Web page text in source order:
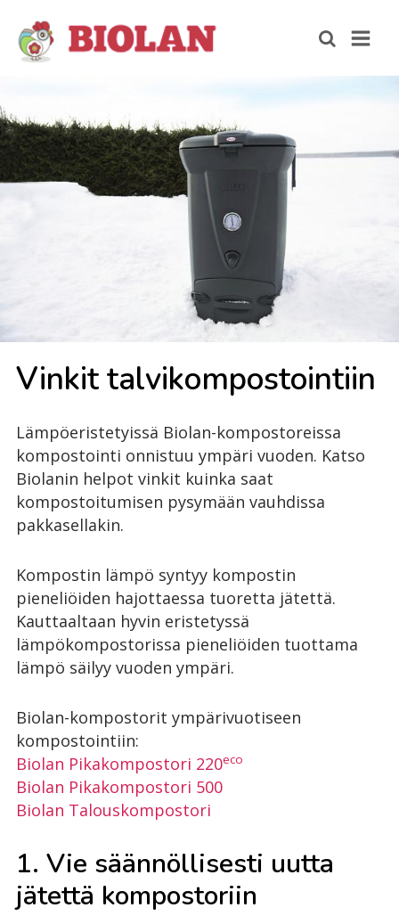
Vin­kit tal­vi­kom­pos­toin­tiin
Lämpöeristetyissä Biolan-kompostoreissa
kompostointi onnistuu ympäri vuoden. Katso
Biolanin helpot vinkit kuinka saat
kompostoitumisen pysymään vauhdissa
pakkasellakin.
Kompostin lämpö syntyy kompostin
pieneliöiden hajottaessa tuoretta jätettä.
Kauttaaltaan hyvin eristetyssä
lämpökompostorissa pieneliöiden tuottama
lämpö säilyy vuoden ympäri.
Biolan-kompostorit ympärivuotiseen
kompostointiin:
Biolan Pikakompostori 220eco
Biolan Pikakompostori 500
Biolan Talouskompostori
1. Vie säännöllisesti uutta
jätettä kompostoriin